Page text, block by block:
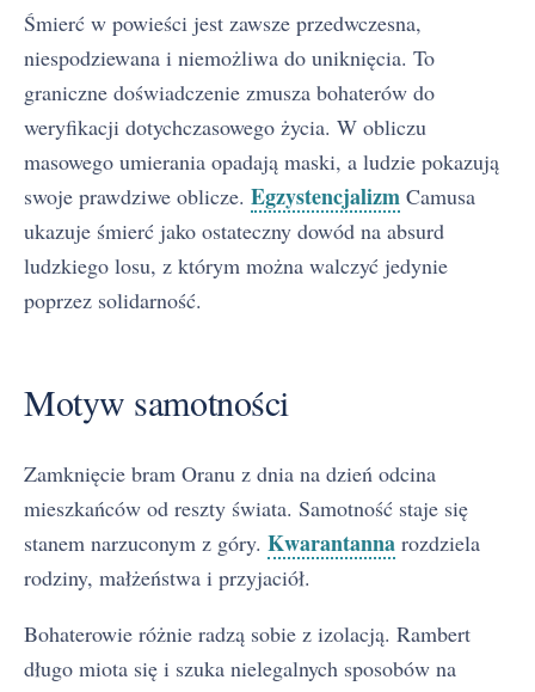
Śmierć w powieści jest zawsze przedwczesna,
niespodziewana i niemożliwa do uniknięcia. To
graniczne doświadczenie zmusza bohaterów do
weryfikacji dotychczasowego życia. W obliczu
masowego umierania opadają maski, a ludzie pokazują
swoje prawdziwe oblicze. Egzystencjalizm Camusa
ukazuje śmierć jako ostateczny dowód na absurd
ludzkiego losu, z którym można walczyć jedynie
poprzez solidarność.
Motyw samotności
Zamknięcie bram Oranu z dnia na dzień odcina
mieszkańców od reszty świata. Samotność staje się
stanem narzuconym z góry. Kwarantanna rozdziela
rodziny, małżeństwa i przyjaciół.
Bohaterowie różnie radzą sobie z izolacją. Rambert
długo miota się i szuka nielegalnych sposobów na